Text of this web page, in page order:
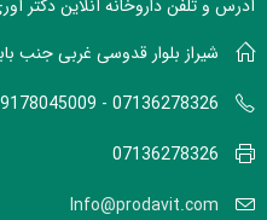
آدرس و تلفن داروخانه آنلاین دکتر
شیراز بلوار قدوسی غربی جنب بابا
07136278326 - 09178045009
07136278326
Info@prodavit.com